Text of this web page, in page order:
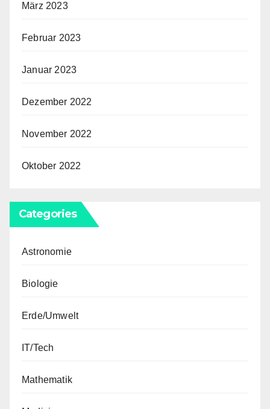
März 2023
Februar 2023
Januar 2023
Dezember 2022
November 2022
Oktober 2022
Categories
Astronomie
Biologie
Erde/Umwelt
IT/Tech
Mathematik